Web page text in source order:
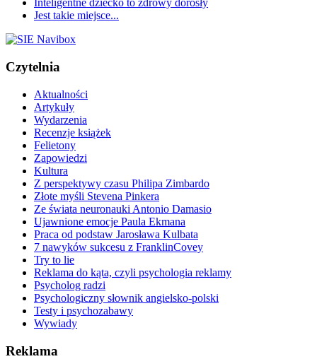
Inteligentne dziecko to zdrowy dorosły
Jest takie miejsce...
Czytelnia
Aktualności
Artykuły
Wydarzenia
Recenzje książek
Felietony
Zapowiedzi
Kultura
Z perspektywy czasu Philipa Zimbardo
Złote myśli Stevena Pinkera
Ze świata neuronauki Antonio Damasio
Ujawnione emocje Paula Ekmana
Praca od podstaw Jarosława Kulbata
7 nawyków sukcesu z FranklinCovey
Try to lie
Reklama do kąta, czyli psychologia reklamy
Psycholog radzi
Psychologiczny słownik angielsko-polski
Testy i psychozabawy
Wywiady
Reklama